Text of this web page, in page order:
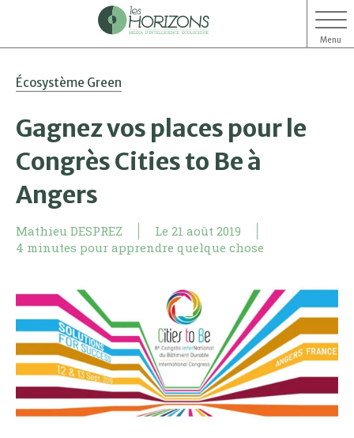
Menu
Écosystème Green
Gagnez vos places pour le
Congrès Cities to Be à
Angers
Mathieu DESPREZ Le 21 août 2019
4 minutes pour apprendre quelque chose